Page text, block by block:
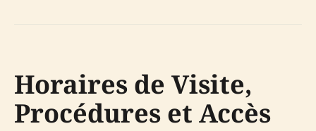
Horaires de Visite,
Procédures et Accès